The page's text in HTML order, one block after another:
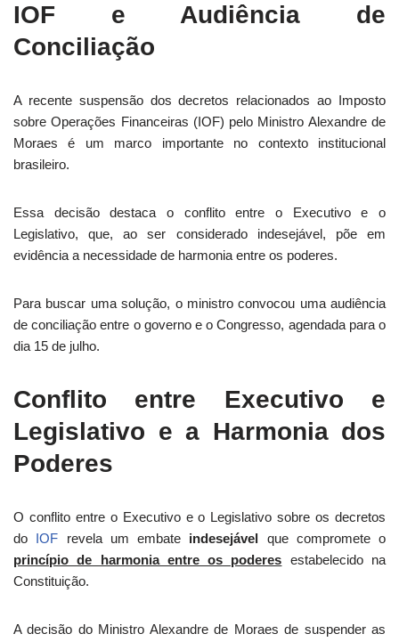
IOF e Audiência de
Conciliação
A recente suspensão dos decretos relacionados ao Imposto
sobre Operações Financeiras (IOF) pelo Ministro Alexandre de
Moraes é um marco importante no contexto institucional
brasileiro.
Essa decisão destaca o conflito entre o Executivo e o
Legislativo, que, ao ser considerado indesejável, põe em
evidência a necessidade de harmonia entre os poderes.
Para buscar uma solução, o ministro convocou uma audiência
de conciliação entre o governo e o Congresso, agendada para o
dia 15 de julho.
Conflito entre Executivo e
Legislativo e a Harmonia dos
Poderes
O conflito entre o Executivo e o Legislativo sobre os decretos
do IOF revela um embate indesejável que compromete o
princípio de harmonia entre os poderes estabelecido na
Constituição.
A decisão do Ministro Alexandre de Moraes de suspender as